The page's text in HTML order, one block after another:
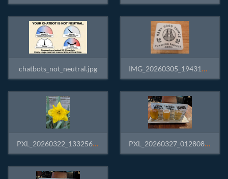
chatbots_not_neutral.jpg IMG_20260305_194319.jpg
PXL_20260322_133256157.jpg PXL_20260327_012808297.jpg